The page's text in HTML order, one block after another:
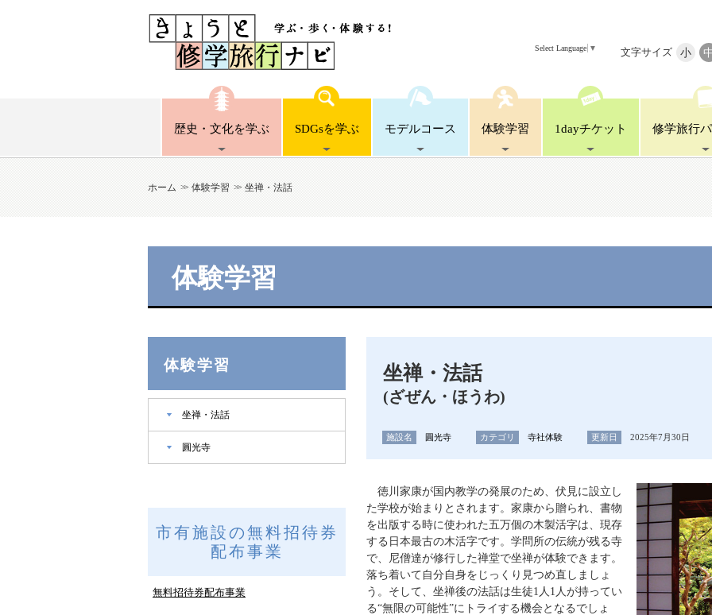
文字サイズ 小 中
Select Language ▼
歴史・文化を学ぶ SDGsを学ぶ モデルコース 体験学習 1dayチケット 修学旅行
ホーム 体験学習 坐禅・法話
体験学習
坐禅・法話
(ざぜん・ほうわ)
施設名 圓光寺 カテゴリ 寺社体験 更新日 2025年7月30日
徳川家康が国内教学の発展のため、伏見に設立し
た学校が始まりとされます。家康から贈られ、書物
を出版する時に使われた五万個の木製活字は、現存
する日本最古の木活字です。学問所の伝統が残る寺
で、尼僧達が修行した禅堂で坐禅が体験できます。
落ち着いて自分自身をじっくり見つめ直しましょ
う。そして、坐禅後の法話は生徒1人1人が持ってい
る“無限の可能性”にトライする機会となるでしょ
体験学習
坐禅・法話
圓光寺
市有施設の無料招待券
配布事業
無料招待券配布事業